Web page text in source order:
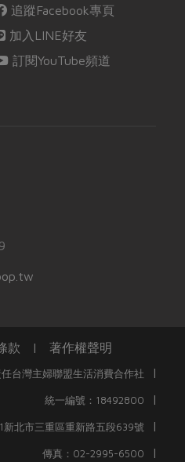
追蹤Facebook專頁
加入LINE好友
訂閱YouTube頻道
款 | 著作權聲明
台灣主婦聯盟生活消費合作社 |
統一編號：18492800 |
新北市三重區重新路五段639號 |
傳真：02-2995-6500 |